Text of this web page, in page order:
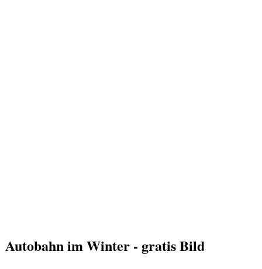
Autobahn im Winter - gratis Bild